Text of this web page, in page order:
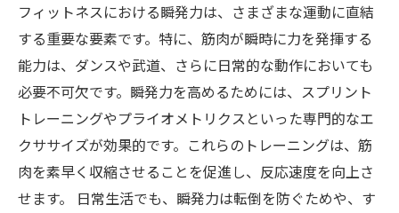
フィットネスにおける瞬発力は、さまざまな運動に直結
する重要な要素です。特に、筋肉が瞬時に力を発揮する
能力は、ダンスや武道、さらに日常的な動作においても
必要不可欠です。瞬発力を高めるためには、スプリント
トレーニングやプライオメトリクスといった専門的なエ
クササイズが効果的です。これらのトレーニングは、筋
肉を素早く収縮させることを促進し、反応速度を向上さ
せます。 日常生活でも、瞬発力は転倒を防ぐためや、す